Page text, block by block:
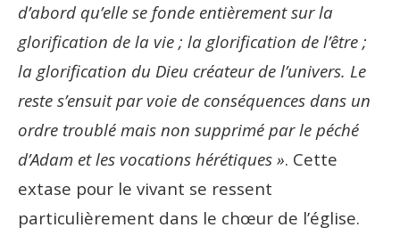
d’abord qu’elle se fonde entièrement sur la
glorification de la vie ; la glorification de l’être ;
la glorification du Dieu créateur de l’univers. Le
reste s’ensuit par voie de conséquences dans un
ordre troublé mais non supprimé par le péché
d’Adam et les vocations hérétiques ». Cette
extase pour le vivant se ressent
particulièrement dans le chœur de l’église.